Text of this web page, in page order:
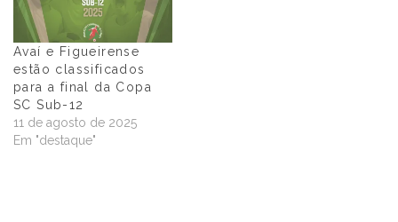
Avaí e Figueirense
estão classificados
para a final da Copa
SC Sub-12
11 de agosto de 2025
Em "destaque"